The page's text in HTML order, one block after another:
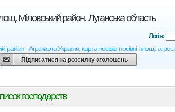
Міловський район. Луганська область
район - Агрокарта України, карта посівів, посівні площі,
Логін:
Підписатися на розсилку оголошень
господарств